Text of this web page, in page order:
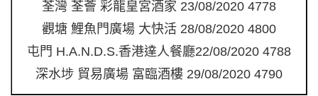
荃灣 荃薈 彩龍皇宮酒家 23/08/2020 4778
觀塘 鯉魚門廣場 大快活 28/08/2020 4800
屯門 H.A.N.D.S.香港達人餐廳22/08/2020 4788
深水埗 貿易廣場 富臨酒樓 29/08/2020 4790